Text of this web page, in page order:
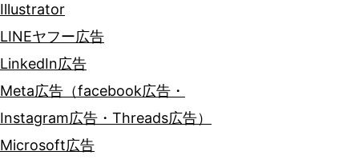
Illustrator
LINEヤフー広告
LinkedIn広告
Meta広告（facebook広告・
Instagram広告・Threads広告）
Microsoft広告